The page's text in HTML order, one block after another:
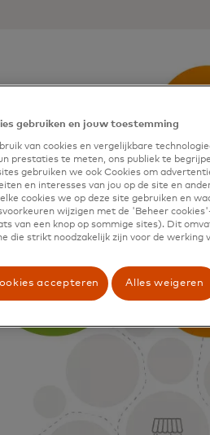
gebruiken en jouw toestemming
van cookies en vergelijkbare
prestaties te meten, ons publiek te
gebruiken we ook Cookies om
en interesses van jou op de site en
cookies we op deze site gebruiken en
wijzigen met de 'Beheer
van een knop op sommige sites). Dit
die strikt noodzakelijk zijn voor de werking
accepteren Alles weigeren